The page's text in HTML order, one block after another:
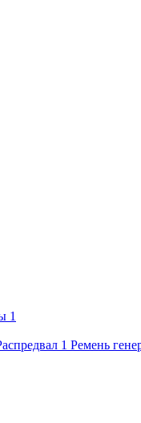
1
1 Ремень